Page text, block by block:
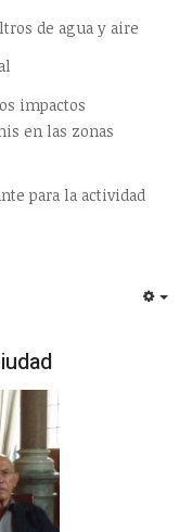
de agua y aire
impactos
en las zonas
para la actividad